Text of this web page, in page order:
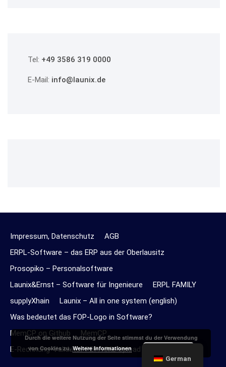
Tel: +49 3586 319 0000
E-Mail: info@launix.de
Impressum, Datenschutz
AGB
ERPL-Software – das ERP aus der Oberlausitz
Prosopiko – Personalsoftware
Launix&Ernst – Software für Ingenieure
ERPL FAMILY
supplyXhain
Launix – All in one system (english)
Was bedeutet das FOP-Logo in Software?
MemCP on Github
MemCP
E-Rechnung-Validator PDF/XML Upload Online
German
Durch die weitere Nutzung der Seite stimmst du der Verwendung
von Cookies zu.Weitere Informationen